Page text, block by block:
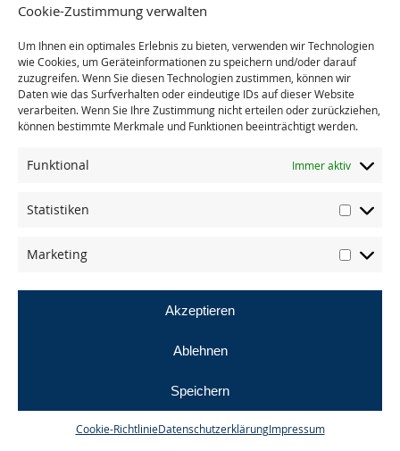
Cookie-Zustimmung verwalten
Um Ihnen ein optimales Erlebnis zu bieten, verwenden wir Technologien
wie Cookies, um Geräteinformationen zu speichern und/oder darauf
zuzugreifen. Wenn Sie diesen Technologien zustimmen, können wir
Daten wie das Surfverhalten oder eindeutige IDs auf dieser Website
verarbeiten. Wenn Sie Ihre Zustimmung nicht erteilen oder zurückziehen,
können bestimmte Merkmale und Funktionen beeinträchtigt werden.
Funktional Immer aktiv
Statistiken
Marketing
Akzeptieren
Ablehnen
Speichern
Cookie-RichtlinieDatenschutzerklärungImpressum
« zurück zu allen Presseberichten
Impressum